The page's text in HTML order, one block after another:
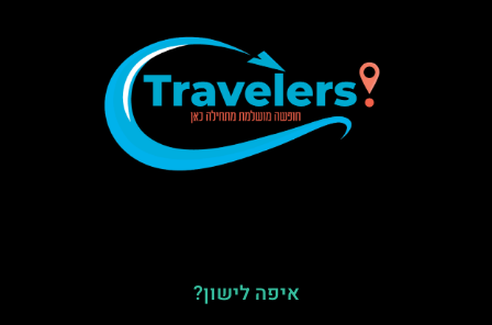
איפה לישון?